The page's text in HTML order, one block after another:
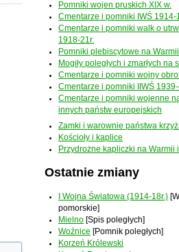
Pomniki wojen pruskich XIX w.
Cmentarze i pomniki IWŚ 1914-
Cmentarze i pomniki walk o
1918-21r.
Pomniki plebiscytowe na
Mogiły poległych i zmarłych na
Cmentarze i pomniki wojny
Cmentarze i pomniki IIWŚ 1939-
Cmentarze i pomniki wojenne
innych państw europejskich
Zamki i warownie państwa
Kościoły i kaplice
Przydrożne kapliczki na Warmii
Ostatnie zmiany
I Wojna Światowa (1914-18r.)
pomorskie]
Mielno [Spis poległych]
Woźnice [Pomnik poległych]
Korzeń Królewski